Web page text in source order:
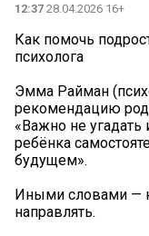
12:37 28.04.2026 16+
Как помочь
психолога
Эмма Райман
рекомендацию
«Важно не угадать
ребёнка
будущем».
Иными словами —
направлять.